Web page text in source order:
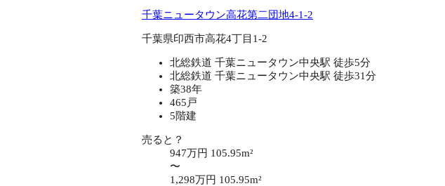
千葉ニュータウン高花第二団地4-1-2
千葉県印西市高花4丁目1-2
北総鉄道 千葉ニュータウン中央駅 徒歩5分
北総鉄道 千葉ニュータウン中央駅 徒歩31分
築38年
465戸
5階建
売ると？
947万円 105.95m²
〜
1,298万円 105.95m²